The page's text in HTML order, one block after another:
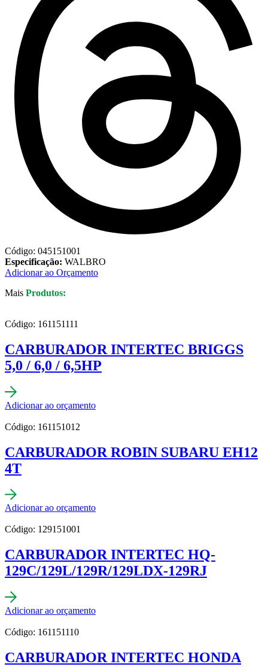
Código: 045151001
Especificação: WALBRO
Adicionar ao Orçamento
Mais Produtos:
Código: 161151111
CARBURADOR INTERTEC BRIGGS
5,0 / 6,0 / 6,5HP
Adicionar ao orçamento
Código: 161151012
CARBURADOR ROBIN SUBARU EH12
4T
Adicionar ao orçamento
Código: 129151001
CARBURADOR INTERTEC HQ-
129C/129L/129R/129LDX-129RJ
Adicionar ao orçamento
Código: 161151110
CARBURADOR INTERTEC HONDA